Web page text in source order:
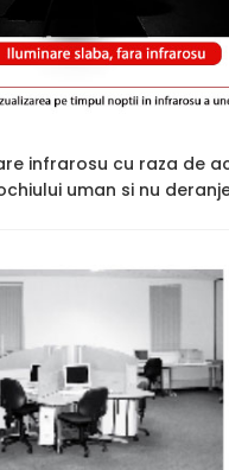
infrarosu cu raza de
uman si nu